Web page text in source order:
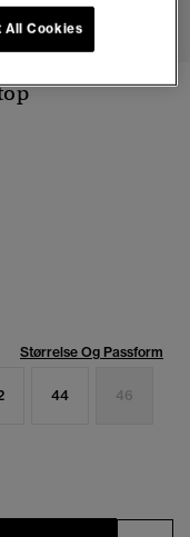
Størrelse Og Passform
44 46
All Cookies